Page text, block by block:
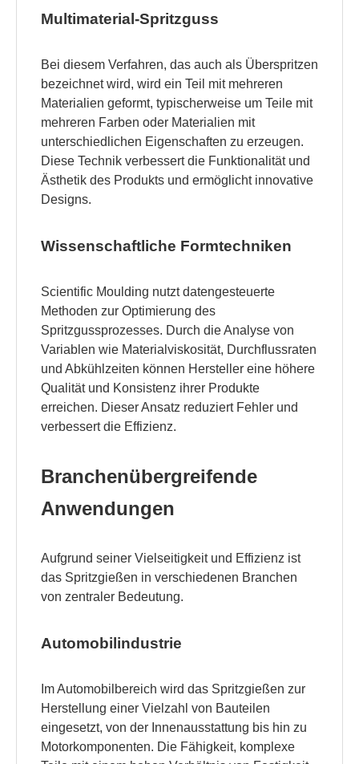
Multimaterial-Spritzguss
Bei diesem Verfahren, das auch als Überspritzen
bezeichnet wird, wird ein Teil mit mehreren
Materialien geformt, typischerweise um Teile mit
mehreren Farben oder Materialien mit
unterschiedlichen Eigenschaften zu erzeugen.
Diese Technik verbessert die Funktionalität und
Ästhetik des Produkts und ermöglicht innovative
Designs.
Wissenschaftliche Formtechniken
Scientific Moulding nutzt datengesteuerte
Methoden zur Optimierung des
Spritzgussprozesses. Durch die Analyse von
Variablen wie Materialviskosität, Durchflussraten
und Abkühlzeiten können Hersteller eine höhere
Qualität und Konsistenz ihrer Produkte
erreichen. Dieser Ansatz reduziert Fehler und
verbessert die Effizienz.
Branchenübergreifende
Anwendungen
Aufgrund seiner Vielseitigkeit und Effizienz ist
das Spritzgießen in verschiedenen Branchen
von zentraler Bedeutung.
Automobilindustrie
Im Automobilbereich wird das Spritzgießen zur
Herstellung einer Vielzahl von Bauteilen
eingesetzt, von der Innenausstattung bis hin zu
Motorkomponenten. Die Fähigkeit, komplexe